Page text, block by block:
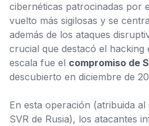
cibernéticas patrocinadas por
vuelto más sigilosas y se
además de los ataques
crucial que destacó el hacking
escala fue el compromiso de
descubierto en diciembre de
En esta operación (atribuida al
SVR de Rusia), los atacantes